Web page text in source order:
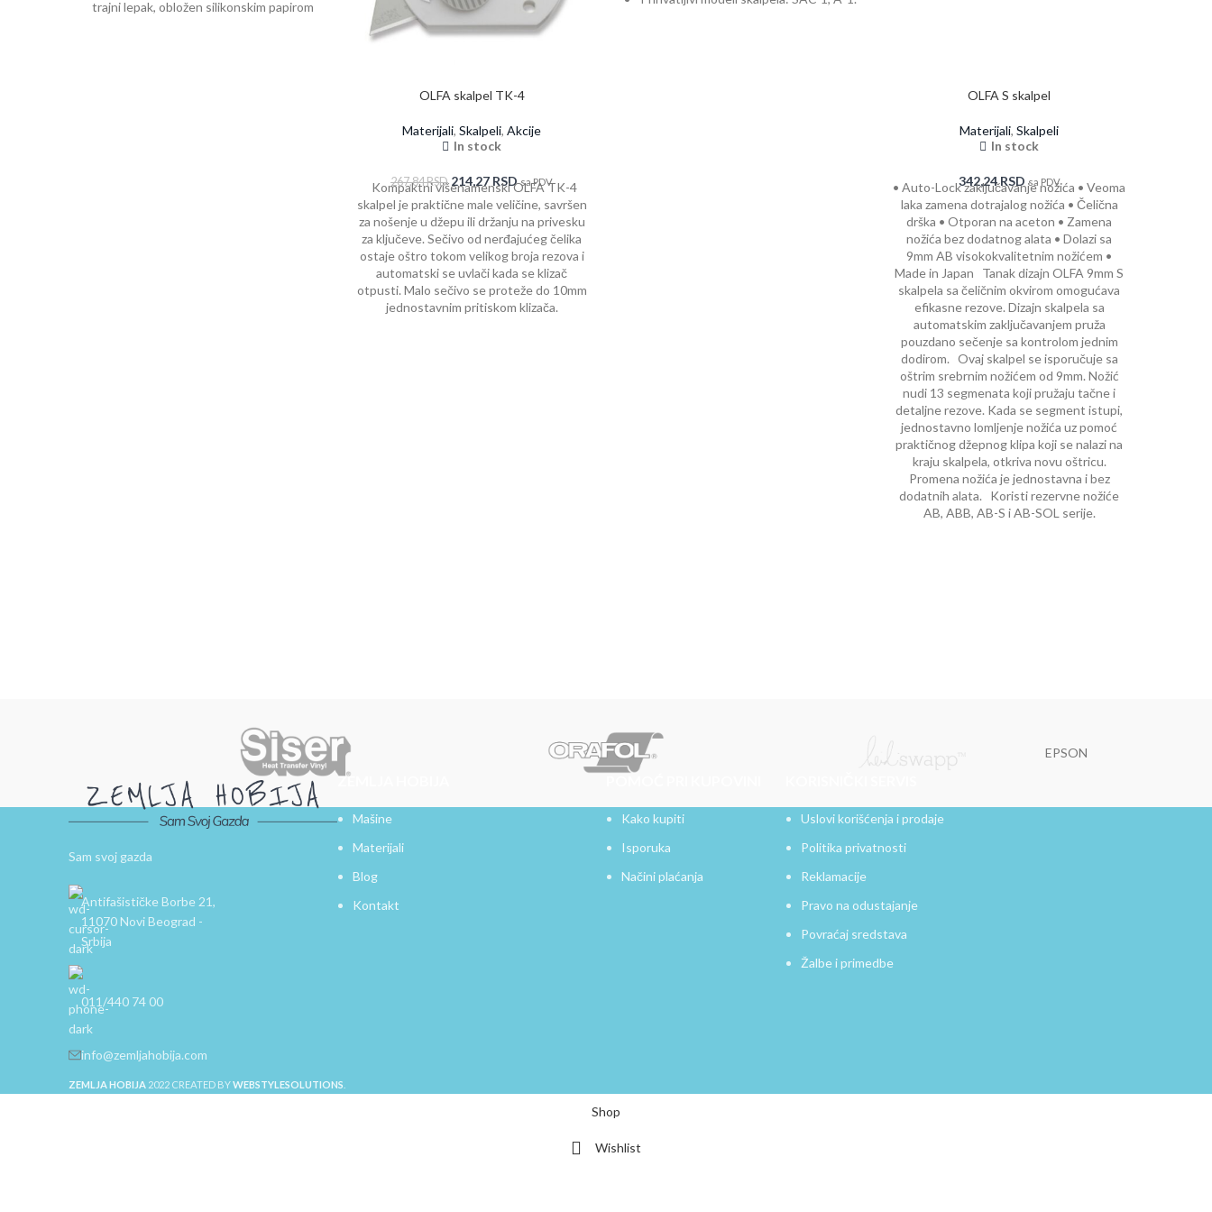
trajni lepak, obložen silikonskim papirom
OLFA skalpel TK-4
Materijali, Skalpeli, Akcije
In stock
267,84RSD 214,27 RSD sa PDV
Kompaktni višenamenski OLFA TK-4
skalpel je praktične male veličine, savršen
za nošenje u džepu ili držanju na privesku
za ključeve. Sečivo od nerđajućeg čelika
ostaje oštro tokom velikog broja rezova i
automatski se uvlači kada se klizač
otpusti. Malo sečivo se proteže do 10mm
jednostavnim pritiskom klizača.
OLFA S skalpel
Materijali, Skalpeli
In stock
342,24RSD sa PDV
• Auto-Lock zaključavanje nožića • Veoma
laka zamena dotrajalog nožića • Čelična
drška • Otporan na aceton • Zamena
nožića bez dodatnog alata • Dolazi sa
9mm AB visokokvalitetnim nožićem •
Made in Japan Tanak dizajn OLFA 9mm S
skalpela sa čeličnim okvirom omogućava
efikasne rezove. Dizajn skalpela sa
automatskim zaključavanjem pruža
pouzdano sečenje sa kontrolom jednim
dodirom. Ovaj skalpel se isporučuje sa
oštrim srebrnim nožićem od 9mm. Nožić
nudi 13 segmenata koji pružaju tačne i
detaljne rezove. Kada se segment istupi,
jednostavno lomljenje nožića uz pomoć
praktičnog džepnog klipa koji se nalazi na
kraju skalpela, otkriva novu oštricu.
Promena nožića je jednostavna i bez
dodatnih alata. Koristi rezervne nožiće
AB, ABB, AB-S i AB-SOL serije.
EPSON
Sam svoj gazda
Antifašističke Borbe 21,
11070 Novi Beograd -
Srbija
011/440 74 00
info@zemljahobija.com
ZEMLJA HOBIJA
Mašine
Materijali
Blog
Kontakt
Kako kupiti
Isporuka
Načini plaćanja
Uslovi korišćenja i prodaje
Politika privatnosti
Reklamacije
Pravo na odustajanje
Povraćaj sredstava
Žalbe i primedbe
ZEMLJA HOBIJA 2022 CREATED BYWEBSTYLESOLUTIONS
Shop
Wishlist